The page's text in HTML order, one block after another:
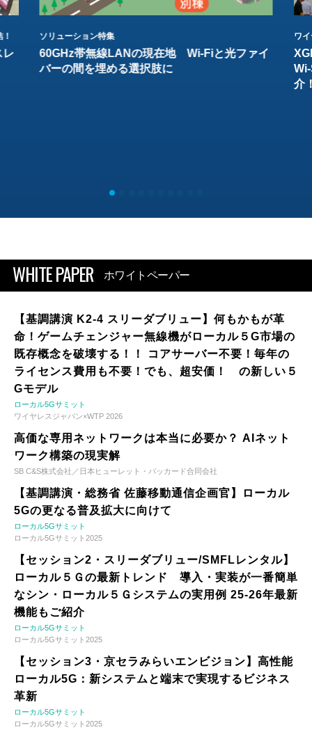
レ
ソリューション特集
60GHz帯無線LANの現在地 Wi-Fiと光ファイ
バーの間を埋める選択肢に
ワ
介
WHITE PAPER ホワイトペーパー
【基調講演 K2-4 スリーダブリュー】何もかもが革
命！ゲームチェンジャー無線機がローカル５G市場の
既存概念を破壊する！！ コアサーバー不要！毎年の
ライセンス費用も不要！でも、超安価！ の新しい５
Gモデル
ローカル5Gサミット
ワイヤレスジャパン×WTP 2026
高価な専用ネットワークは本当に必要か？ AIネット
ワーク構築の現実解
SB C&S株式会社／日本ヒューレット・パッカード合同会社
【基調講演・総務省 佐藤移動通信企画官】ローカル
5Gの更なる普及拡大に向けて
ローカル5Gサミット
ローカル5Gサミット2025
【セッション2・スリーダブリュー/SMFLレンタル】
ローカル５Ｇの最新トレンド 導入・実装が一番簡単
なシン・ローカル５Ｇシステムの実用例 25-26年最新
機能もご紹介
ローカル5Gサミット
ローカル5Gサミット2025
【セッション3・京セラみらいエンビジョン】高性能
ローカル5G：新システムと端末で実現するビジネス
革新
ローカル5Gサミット
ローカル5Gサミット2025